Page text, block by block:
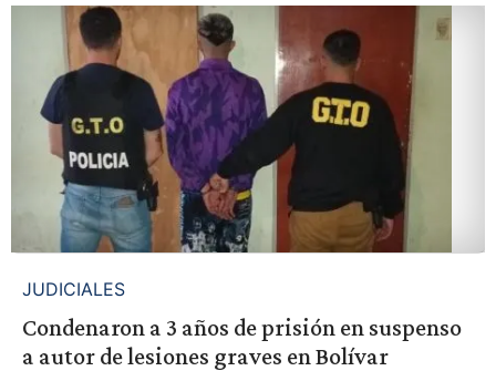
JUDICIALES
Condenaron a 3 años de prisión en suspenso
a autor de lesiones graves en Bolívar